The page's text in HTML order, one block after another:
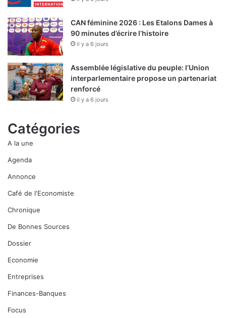
CAN féminine 2026 : Les Etalons Dames à
90 minutes d’écrire l’histoire
il y a 6 jours
Assemblée législative du peuple: l’Union
interparlementaire propose un partenariat
renforcé
il y a 6 jours
Catégories
A la une
Agenda
Annonce
Café de l'Economiste
Chronique
De Bonnes Sources
Dossier
Economie
Entreprises
Finances-Banques
Focus